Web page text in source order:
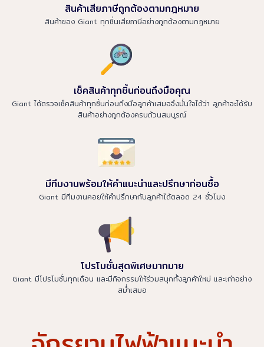
สินค้าเสียภาษีถูกต้องตามกฎหมาย
สินค้าของ Giant ทุกชิ่นเสียภาษีอย่างถูกต้องตามกฎหมาย
เช็คสินค้าทุกชิ้นก่อนถึงมือคุณ
Giant ได้ตรวจเช็คสินค้าทุกชิ้นก่อนถึงมือลูกค้าเสมอจึงมั่นใจได้ว่า ลูกค้าจะได้รับ
สินค้าอย่างถูกต้องครบถ้วนสมบูรณ์
มีทีมงานพร้อมให้คำแนะนำและปรึกษาก่อนซื้อ
Giant มีทีมงานคอยให้คำปรึกษากับลูกค้าได้ตลอด 24 ชั่วโมง
โปรโมชั่นสุดพิเศษมากมาย
Giant มีโปรโมชั่นทุกเดือน และมีกิจกรรมให้ร่วมสนุกทั้งลูกค้าใหม่ และเก่าอย่าง
สม่ำเสมอ